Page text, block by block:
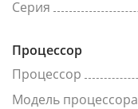
Серия
Процессор
Процессор
Модель процессора